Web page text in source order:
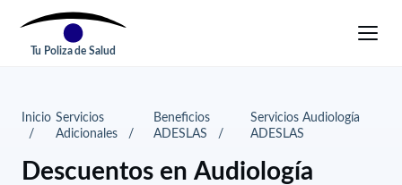
Tu Poliza de Salud
Inicio Servicios
Adicionales
Beneficios
ADESLAS
Servicios Audiología
ADESLAS
Descuentos en Audiología